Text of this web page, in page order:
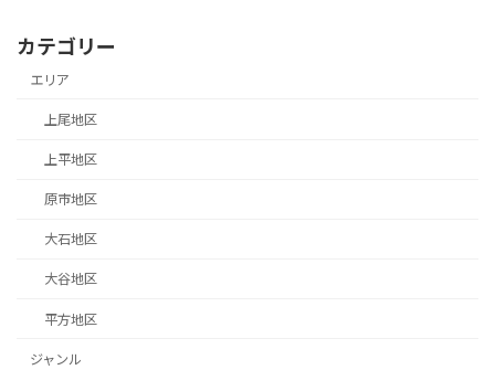
カテゴリー
エリア
上尾地区
上平地区
原市地区
大石地区
大谷地区
平方地区
ジャンル